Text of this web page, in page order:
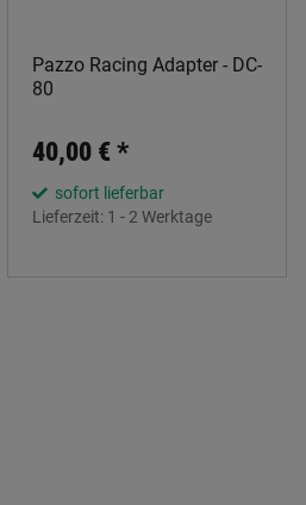
Pazzo Racing Adapter - DC-
80
40,00 €*
sofort lieferbar
Lieferzeit: 1 - 2 Werktage